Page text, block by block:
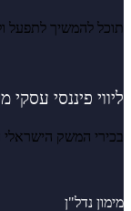
תוכל להמשיך
ליווי פיננסי עסקי
בכירי המשק
מימון נדל"ן